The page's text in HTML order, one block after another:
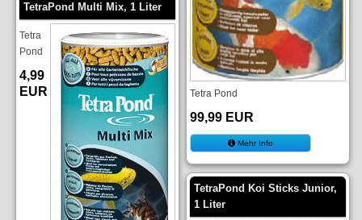
TetraPond Multi Mix, 1 Liter
Tetra
Pond
4,99
EUR
Tetra Pond
99,99 EUR
Mehr Info
TetraPond Koi Sticks Junior,
1 Liter